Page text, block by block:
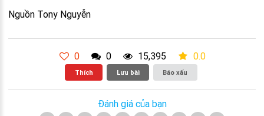
Nguồn Tony Nguyễn
0 0 15,395 0.0
Thích Lưu bài Báo xấu
Đánh giá của bạn